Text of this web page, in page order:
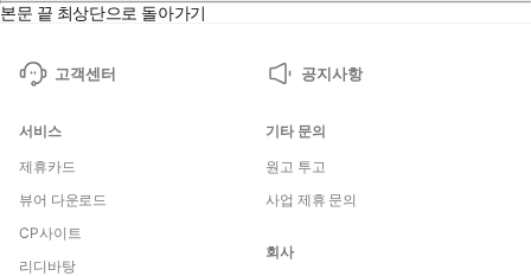
본문 끝 최상단으로 돌아가기
고객센터 공지사항
서비스
제휴카드
뷰어 다운로드
CP사이트
리디바탕
기타 문의
원고 투고
사업 제휴 문의
회사